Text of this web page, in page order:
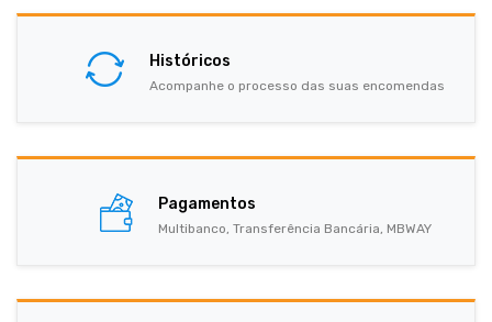
Históricos
Acompanhe o processo das suas encomendas
Pagamentos
Multibanco, Transferência Bancária, MBWAY